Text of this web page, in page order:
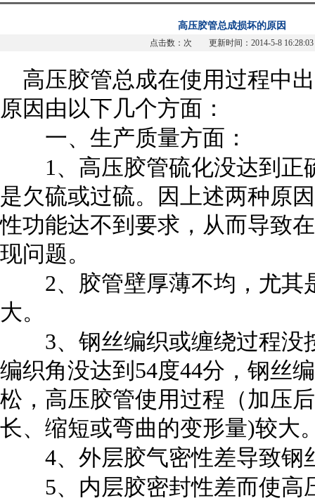
高压胶管总成损坏的原因
点击数： 次 更新时间：2014-5-8 16:28:03
高压胶管总成在使用过程中
原因由以下几个方面：
一、生产质量方面：
1、高压胶管硫化没达到正
是欠硫或过硫。因上述两种原
性功能达不到要求，从而导致
现问题。
2、胶管壁厚薄不均，尤其
大。
3、钢丝编织或缠绕过程没
编织角没达到 54度44分，钢丝
松，高压胶管使用过程（加压
长、缩短或弯曲的变形量)较大
4、外层胶气密性差导致钢
5、内层胶密封性差而使高